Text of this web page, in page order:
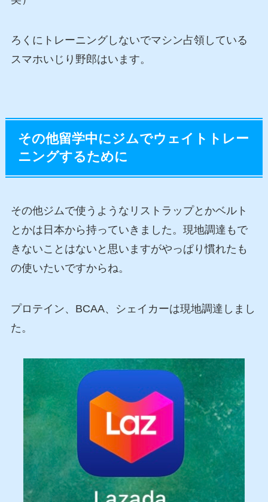
ろくにトレーニングしないでマシン占領している
スマホいじり野郎はいます。
その他留学中にジムでウェイトトレー
ニングするために
その他ジムで使うようなリストラップとかベルト
とかは日本から持っていきました。現地調達もで
きないことはないと思いますがやっぱり慣れたも
の使いたいですからね。
プロテイン、BCAA、シェイカーは現地調達しまし
た。